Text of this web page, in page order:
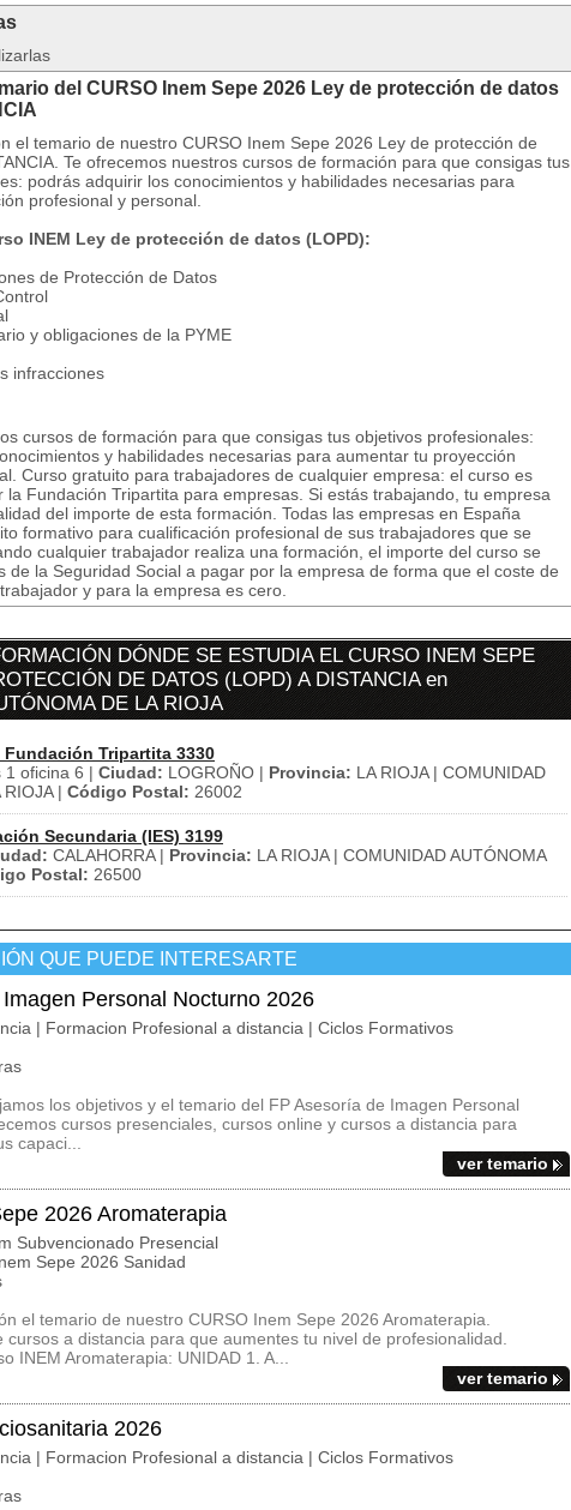
del CURSO Inem Sepe 2026 Ley de protección de datos
el temario de nuestro CURSO Inem Sepe 2026 Ley de protección de
Te ofrecemos nuestros cursos de formación para que consigas tus
podrás adquirir los conocimientos y habilidades necesarias para
profesional y personal.
INEM Ley de protección de datos (LOPD):
de Protección de Datos
y obligaciones de la PYME
infracciones
cursos de formación para que consigas tus objetivos profesionales:
y habilidades necesarias para aumentar tu proyección
Curso gratuito para trabajadores de cualquier empresa: el curso es
la Fundación Tripartita para empresas. Si estás trabajando, tu empresa
del importe de esta formación. Todas las empresas en España
formativo para cualificación profesional de sus trabajadores que se
cualquier trabajador realiza una formación, el importe del curso se
de la Seguridad Social a pagar por la empresa de forma que el coste de
y para la empresa es cero.
DÓNDE SE ESTUDIA EL CURSO INEM SEPE
DE DATOS (LOPD) A DISTANCIA en
DE LA RIOJA
Tripartita 3330
1 oficina 6 | Ciudad: LOGROÑO | Provincia: LA RIOJA | COMUNIDAD
| Código Postal: 26002
Secundaria (IES) 3199
CALAHORRA | Provincia: LA RIOJA | COMUNIDAD AUTÓNOMA
Postal: 26500
QUE PUEDE INTERESARTE
Personal Nocturno 2026
| Formacion Profesional a distancia | Ciclos Formativos
los objetivos y el temario del FP Asesoría de Imagen Personal
cursos presenciales, cursos online y cursos a distancia para
capaci...
ver temario
2026 Aromaterapia
Subvencionado Presencial
Sepe 2026 Sanidad
el temario de nuestro CURSO Inem Sepe 2026 Aromaterapia.
a distancia para que aumentes tu nivel de profesionalidad.
INEM Aromaterapia: UNIDAD 1. A...
ver temario
2026
| Formacion Profesional a distancia | Ciclos Formativos